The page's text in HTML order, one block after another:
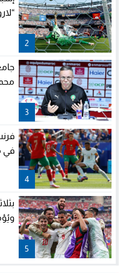
2
3
4
في
5